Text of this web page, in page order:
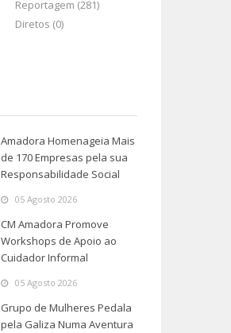
Reportagem (281)
Diretos (0)
Amadora Homenageia Mais
de 170 Empresas pela sua
Responsabilidade Social
05 Agosto 2026
CM Amadora Promove
Workshops de Apoio ao
Cuidador Informal
05 Agosto 2026
Grupo de Mulheres Pedala
pela Galiza Numa Aventura